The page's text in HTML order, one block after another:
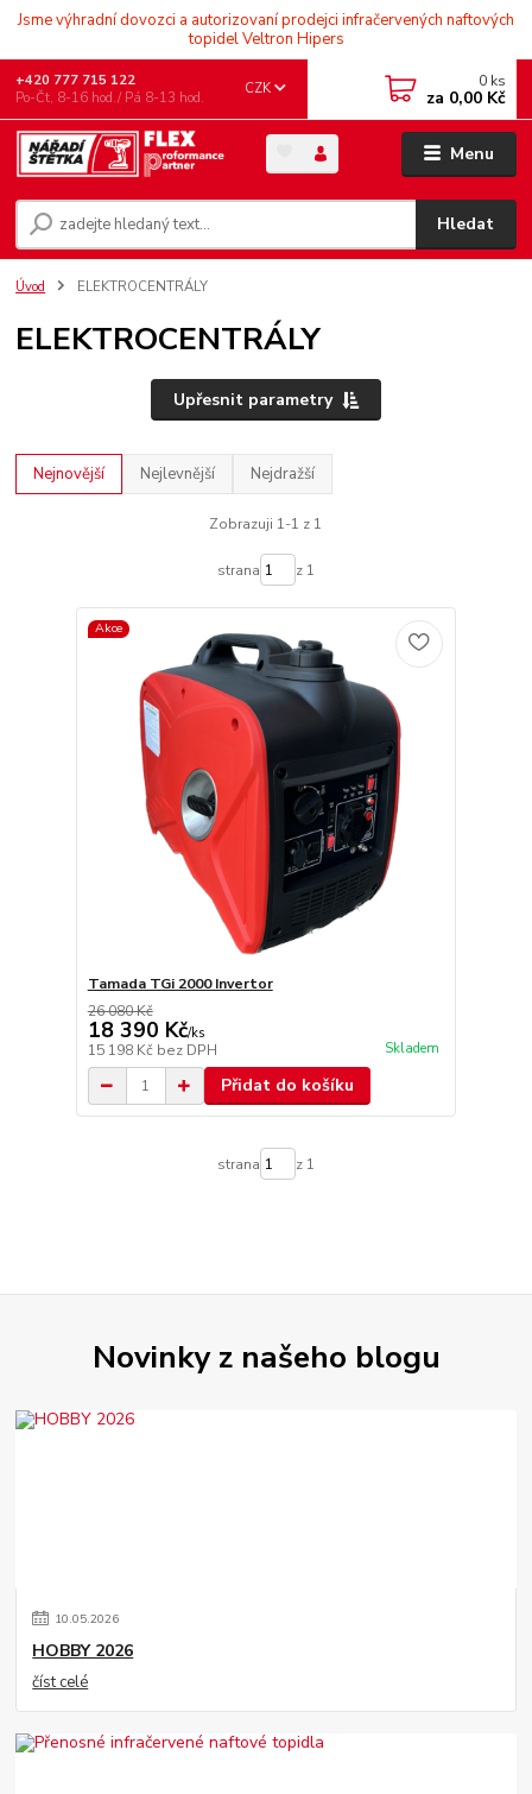
Jsme výhradní dovozci a autorizovaní prodejci infračervených naftových
topidel Veltron Hipers
Menu
CZK
Hledat
+420 777 715 122
Po-Čt, 8-16 hod./ Pá 8-13 hod.
0 ks
za 0,00 Kč
Úvod ELEKTROCENTRÁLY
ELEKTROCENTRÁLY
Upřesnit parametry
Nejnovější Nejlevnější Nejdražší
Zobrazuji 1-1 z 1
strana z 1
Akce
Tamada TGi 2000 Invertor
26 080 Kč
18 390 Kč/ks
15 198 Kč bez DPH Skladem
Přidat do košíku
strana z 1
Novinky z našeho blogu
10.05.2026
HOBBY 2026
číst celé